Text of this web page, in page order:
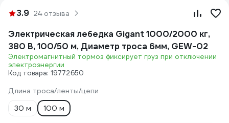
3.9 24 отзыва
Электрическая лебедка Gigant 1000/2000 кг,
380 В, 100/50 м, Диаметр троса 6мм, GEW-02
Электромагнитный тормоз фиксирует груз при отключении
электроэнергии
Код товара: 19772650
Длина троса/ленты/цепи
30 м
100 м